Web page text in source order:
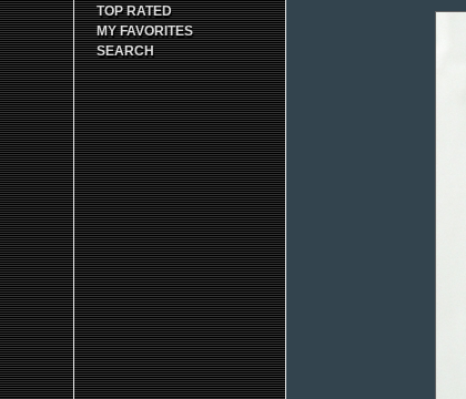
TOP RATED
MY FAVORITES
SEARCH